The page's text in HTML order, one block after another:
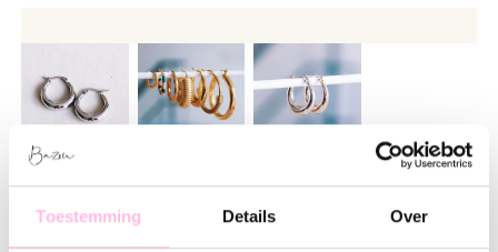
Toestemming Details Over
Hoop earrings 23mm "wide" -
silver